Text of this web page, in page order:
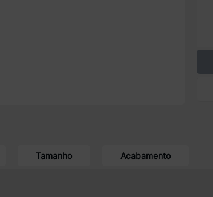
Tamanho Acabamento